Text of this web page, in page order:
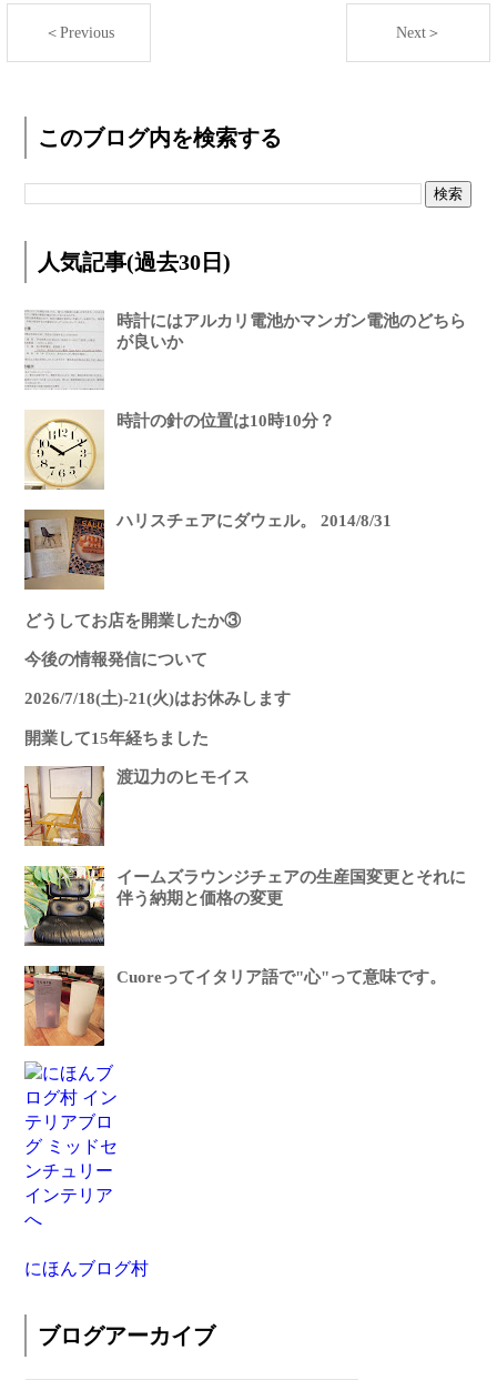
＜Previous Next＞
このブログ内を検索する
人気記事(過去30日)
時計にはアルカリ電池かマンガン電池のどちら
が良いか
時計の針の位置は10時10分？
ハリスチェアにダウェル。 2014/8/31
どうしてお店を開業したか③
今後の情報発信について
2026/7/18(土)-21(火)はお休みします
開業して15年経ちました
渡辺力のヒモイス
イームズラウンジチェアの生産国変更とそれに
伴う納期と価格の変更
Cuoreってイタリア語で"心"って意味です。
にほんブログ村
ブログアーカイブ